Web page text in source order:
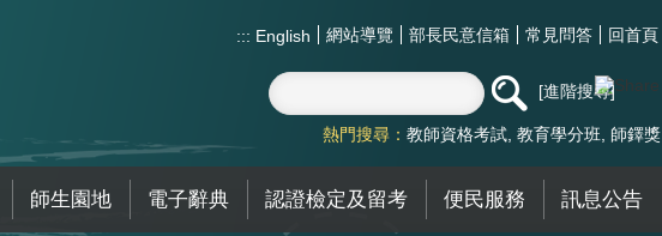
::: English 網站導覽 部長民意信箱 常見問答 回首頁
進階搜尋
熱門搜尋： 教師資格考試 教育學分班 師鐸獎
師生園地 電子辭典 認證檢定及留考 便民服務 訊息公告